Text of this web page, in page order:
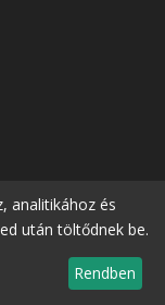
analitikához és
után töltődnek be.
Rendben